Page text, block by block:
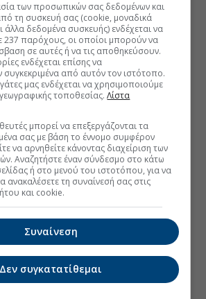
των προσωπικών σας δεδομένων και
τη συσκευή σας (cookie, μοναδικά
άλλα δεδομένα συσκευής) ενδέχεται να
237 παρόχους, οι οποίοι μπορούν να
σε αυτές ή να τις αποθηκεύσουν.
ενδέχεται επίσης να
από αυτόν τον ιστότοπο.
μας ενδέχεται να χρησιμοποιούμε
τοποθεσίας.Λίστα
μπορεί να επεξεργάζονται τα
σας με βάση το έννομο συμφέρον
να αρνηθείτε κάνοντας διαχείριση των
Αναζητήστε έναν σύνδεσμο στο κάτω
ή στο μενού του ιστοτόπου, για να
ανακαλέσετε τη συναίνεσή σας στις
και cookie.
Συναίνεση
Δεν συγκατατίθεμαι